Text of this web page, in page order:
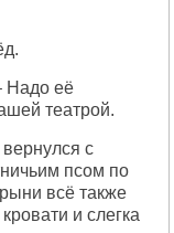
Надо её
театрой.
с
псом по
всё также
и слегка